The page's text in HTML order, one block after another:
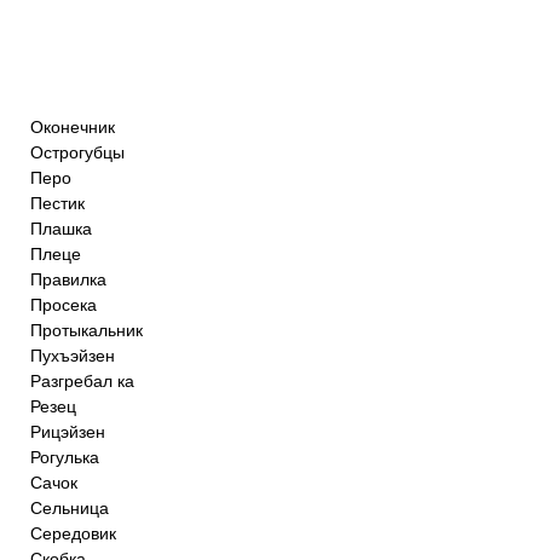
Оконечник
Острогубцы
Перо
Пестик
Плашка
Плеце
Правилка
Просека
Протыкальник
Пухъэйзен
Разгребал ка
Резец
Рицэйзен
Рогулька
Сачок
Сельница
Середовик